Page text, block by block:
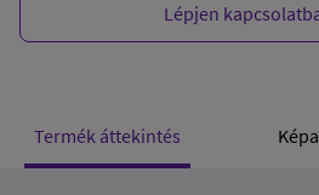
Lépjen
Termék áttekintés